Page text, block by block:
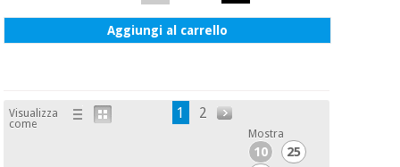
Aggiungi al carrello
Visualizza
come
1 2
Mostra
10
25